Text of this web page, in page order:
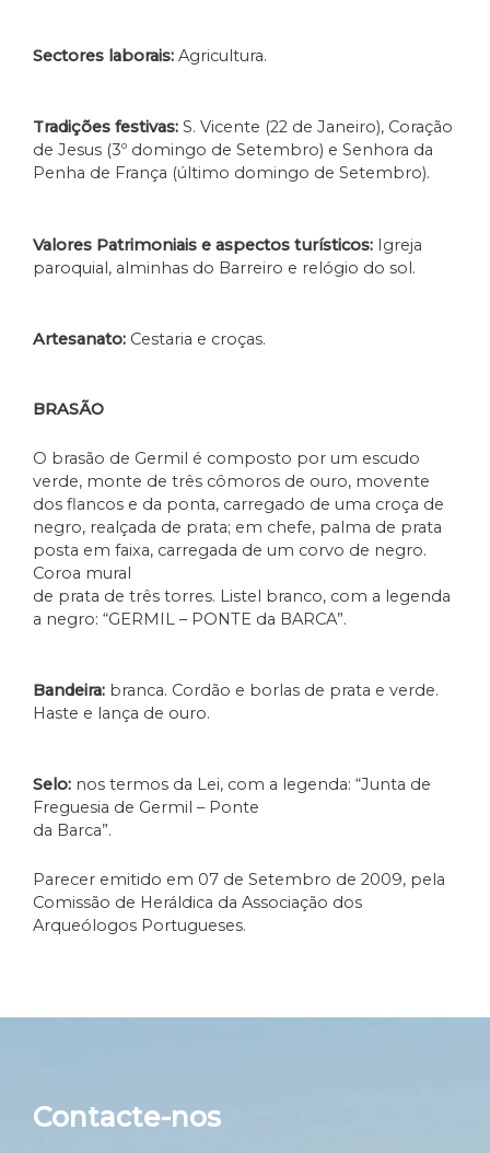
Sectores laborais: Agricultura.
Tradições festivas: S. Vicente (22 de Janeiro), Coração
de Jesus (3º domingo de Setembro) e Senhora da
Penha de França (último domingo de Setembro).
Valores Patrimoniais e aspectos turísticos: Igreja
paroquial, alminhas do Barreiro e relógio do sol.
Artesanato: Cestaria e croças.
BRASÃO
O brasão de Germil é composto por um escudo
verde, monte de três cômoros de ouro, movente
dos flancos e da ponta, carregado de uma croça de
negro, realçada de prata; em chefe, palma de prata
posta em faixa, carregada de um corvo de negro.
Coroa mural
de prata de três torres. Listel branco, com a legenda
a negro: “GERMIL – PONTE da BARCA”.
Bandeira: branca. Cordão e borlas de prata e verde.
Haste e lança de ouro.
Selo: nos termos da Lei, com a legenda: “Junta de
Freguesia de Germil – Ponte
da Barca”.
Parecer emitido em 07 de Setembro de 2009, pela
Comissão de Heráldica da Associação dos
Arqueólogos Portugueses.
Contacte-nos